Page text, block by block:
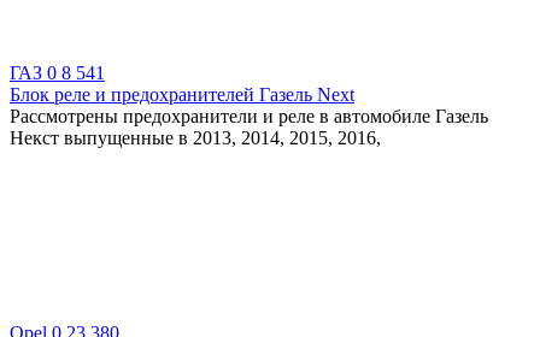
ГАЗ 0 8 541
Блок реле и предохранителей Газель Next
Рассмотрены предохранители и реле в автомобиле Газель
Некст выпущенные в 2013, 2014, 2015, 2016,
Opel 0 23 380